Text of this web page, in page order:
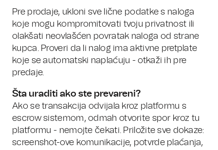
Pre prodaje, ukloni sve lične podatke s naloga
koje mogu kompromitovati tvoju privatnost ili
olakšati neovlašćen povratak naloga od strane
kupca. Proveri da li nalog ima aktivne pretplate
koje se automatski naplaćuju - otkaži ih pre
predaje.
Šta uraditi ako ste prevareni?
Ako se transakcija odvijala kroz platformu s
escrow sistemom, odmah otvorite spor kroz tu
platformu - nemojte čekati. Priložite sve dokaze:
screenshot-ove komunikacije, potvrde plaćanja,